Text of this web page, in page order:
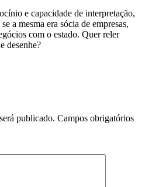
e capacidade de interpretação,
a mesma era sócia de empresas,
com o estado. Quer reler
desenhe?
publicado. Campos obrigatórios